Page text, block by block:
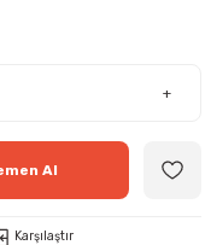
+
Al
Karşılaştır